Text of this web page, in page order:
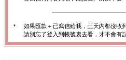
＊
如果匯款＋已寫信給我，三天內都沒收
請別忘了登入到帳號裏去看，才不會有